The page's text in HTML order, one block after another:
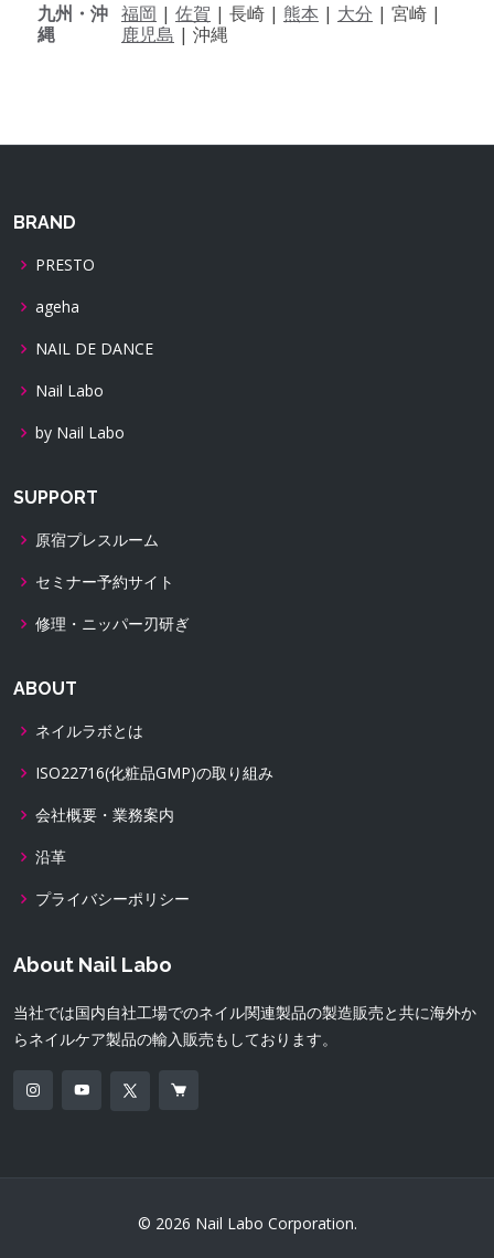
九州・沖
縄
福岡 | 佐賀 | 長崎 | 熊本 | 大分 | 宮崎 |
鹿児島 | 沖縄
BRAND
PRESTO
ageha
NAIL DE DANCE
Nail Labo
by Nail Labo
SUPPORT
原宿プレスルーム
セミナー予約サイト
修理・ニッパー刃研ぎ
ABOUT
ネイルラボとは
ISO22716(化粧品GMP)の取り組み
会社概要・業務案内
沿革
プライバシーポリシー
About Nail Labo
当社では国内自社工場でのネイル関連製品の製造販売と共に海外か
らネイルケア製品の輸入販売もしております。
© 2026 Nail Labo Corporation.